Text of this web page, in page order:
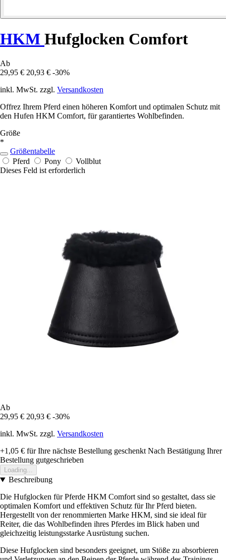
HKM Hufglocken Comfort
Ab
29,95 € 20,93 € -30%
inkl. MwSt. zzgl. Versandkosten
Offrez Ihrem Pferd einen höheren Komfort und optimalen Schutz mit
den Hufen HKM Comfort, für garantiertes Wohlbefinden.
Größe
*
Größentabelle
Pferd
Pony
Vollblut
Dieses Feld ist erforderlich
Ab
29,95 € 20,93 € -30%
inkl. MwSt. zzgl. Versandkosten
+1,05 € für Ihre nächste Bestellung geschenkt Nach Bestätigung Ihrer
Bestellung gutgeschrieben
Loading...
Beschreibung
Die Hufglocken für Pferde HKM Comfort sind so gestaltet, dass sie
optimalen Komfort und effektiven Schutz für Ihr Pferd bieten.
Hergestellt von der renommierten Marke HKM, sind sie ideal für
Reiter, die das Wohlbefinden ihres Pferdes im Blick haben und
gleichzeitig leistungsstarke Ausrüstung suchen.
Diese Hufglocken sind besonders geeignet, um Stöße zu absorbieren